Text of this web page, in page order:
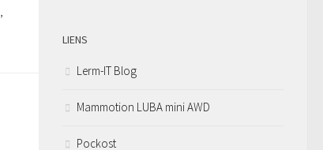
LIENS
Lerm-IT Blog
Mammotion LUBA mini AWD
Pockost